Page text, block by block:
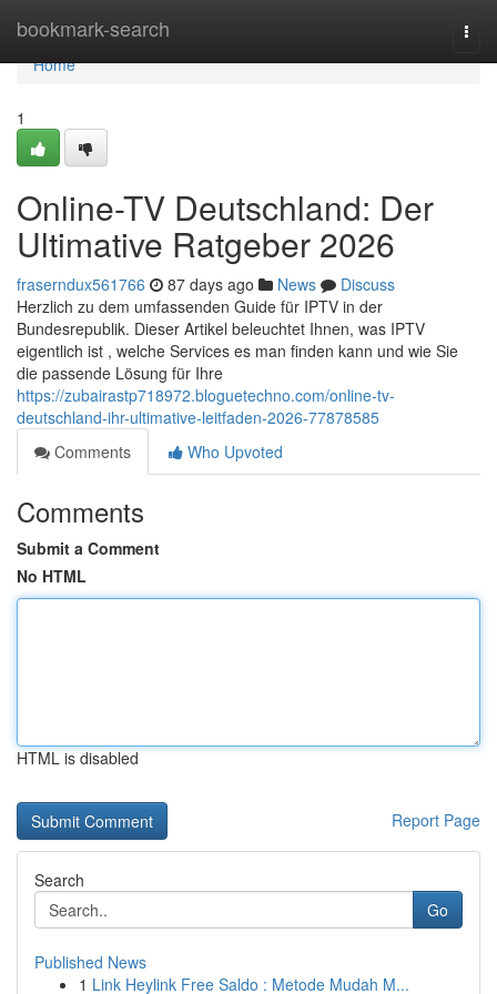
bookmark-search
Home
Home
1
Online-TV Deutschland: Der
Ultimative Ratgeber 2026
fraserndux561766 87 days ago News
Discuss
Herzlich zu dem umfassenden Guide für IPTV in der
Bundesrepublik. Dieser Artikel beleuchtet Ihnen, was IPTV
eigentlich ist , welche Services es man finden kann und wie Sie
die passende Lösung für Ihre
https://zubairastp718972.bloguetechno.com/online-tv-
deutschland-ihr-ultimative-leitfaden-2026-77878585
Comments
Who Upvoted
Comments
Submit a Comment
No HTML
HTML is disabled
Report Page
Search
Go
Published News
1 Link Heylink Free Saldo : Metode Mudah M...